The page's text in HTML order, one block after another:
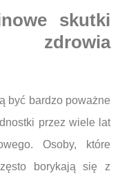
skutki
być bardzo poważne
przez wiele lat
Osoby, które
borykają się z